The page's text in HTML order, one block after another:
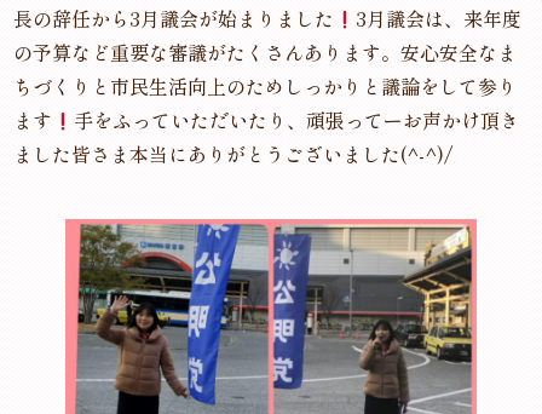
長の辞任から3月議会が始まりました
3月議会は、来年度
の予算など重要な審議がたくさんあります。安心安全なま
ちづくりと市民生活向上のためしっかりと議論をして参り
ます
手をふっていただいたり、頑張ってーお声かけ頂き
ました皆さま本当にありがとうございました(^-^)/